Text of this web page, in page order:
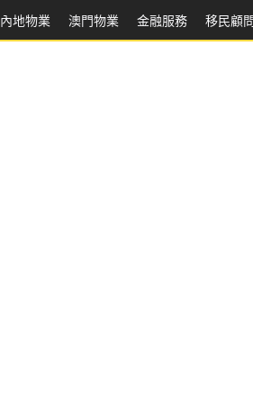
內地物業 澳門物業 金融服務 移民顧問